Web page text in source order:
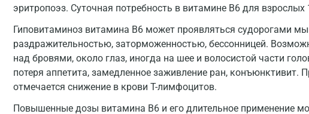
эритропоэз. Суточная потребность в витамине B6 для взрослых
Гиповитаминоз витамина B6 может проявляться судорогами
раздражительностью, заторможенностью, бессонницей.
над бровями, около глаз, иногда на шее и волосистой части
потеря аппетита, замедленное заживление ран, конъюнктивит.
отмечается снижение в крови T-лимфоцитов.
Повышенные дозы витамина B6 и его длительное применение